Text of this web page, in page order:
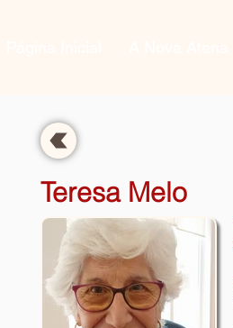
Voltar a Disciplinas
Teresa Melo